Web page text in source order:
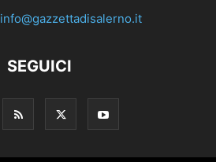
info@gazzettadisalerno.it
SEGUICI